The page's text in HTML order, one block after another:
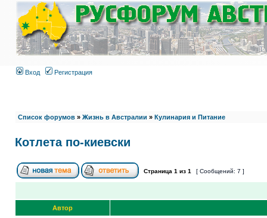
Вход Регистрация
Список форумов » Жизнь в Австралии » Кулинария и Питание
Котлета по-киевски
Страница 1 из 1 [ Сообщений: 7 ]
Автор